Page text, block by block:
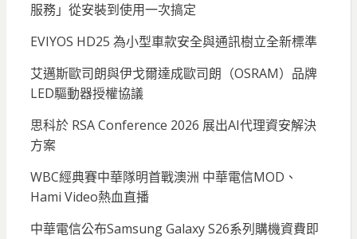
服務」從安裝到使用一次搞定
EVIYOS HD25 為小型車款安全與通訊樹立全新標準
艾邁斯歐司朗與伊戈爾達成歐司朗（OSRAM）品牌
LED驅動器授權協議
思科於 RSA Conference 2026 展出AI代理資安解決
方案
WBC經典賽中華隊明首戰澳洲 中華電信MOD、
Hami Video熱血直播
中華電信公布Samsung Galaxy S26系列購機資費即